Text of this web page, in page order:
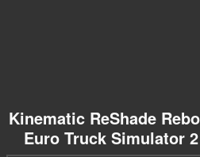
Kinematic ReShade
Euro Truck Simulator